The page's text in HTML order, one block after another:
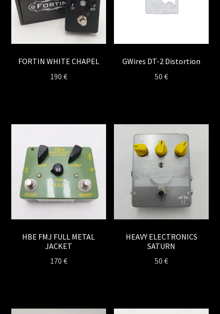
FORTIN WHITE CHAPEL
190 €
GWires DT-2 Distortion
50€
HBE FMJ FULL METAL
JACKET
170 €
HEAVY ELECTRONICS
SATURN
50€